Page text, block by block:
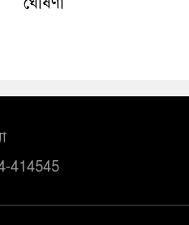
414545